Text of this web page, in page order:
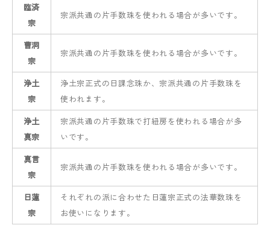
臨済
宗
宗派共通の片手数珠を使われる場合が多いです。
曹洞
宗
宗派共通の片手数珠を使われる場合が多いです。
浄土
宗
浄土宗正式の日課念珠か、宗派共通の片手数珠を
使われます。
浄土
真宗
宗派共通の片手数珠で打紐房を使われる場合が多
いです。
真言
宗
宗派共通の片手数珠を使われる場合が多いです。
日蓮
宗
それぞれの派に合わせた日蓮宗正式の法華数珠を
お使いになります。